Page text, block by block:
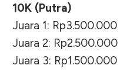
10K (Putra)
Juara 1: Rp3.500.000
Juara 2: Rp2.500.000
Juara 3: Rp1.500.000